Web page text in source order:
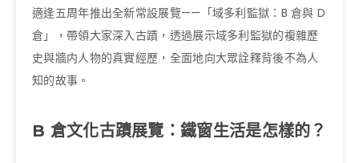
適逢五周年推出全新常設展覽——「域多利監獄：B 倉與 D
倉」，帶領大家深入古蹟，透過展示域多利監獄的複雜歷
史與牆内人物的真實經歷，全面地向大眾詮釋背後不為人
知的故事。
B 倉文化古蹟展覽：鐵窗生活是怎樣的？